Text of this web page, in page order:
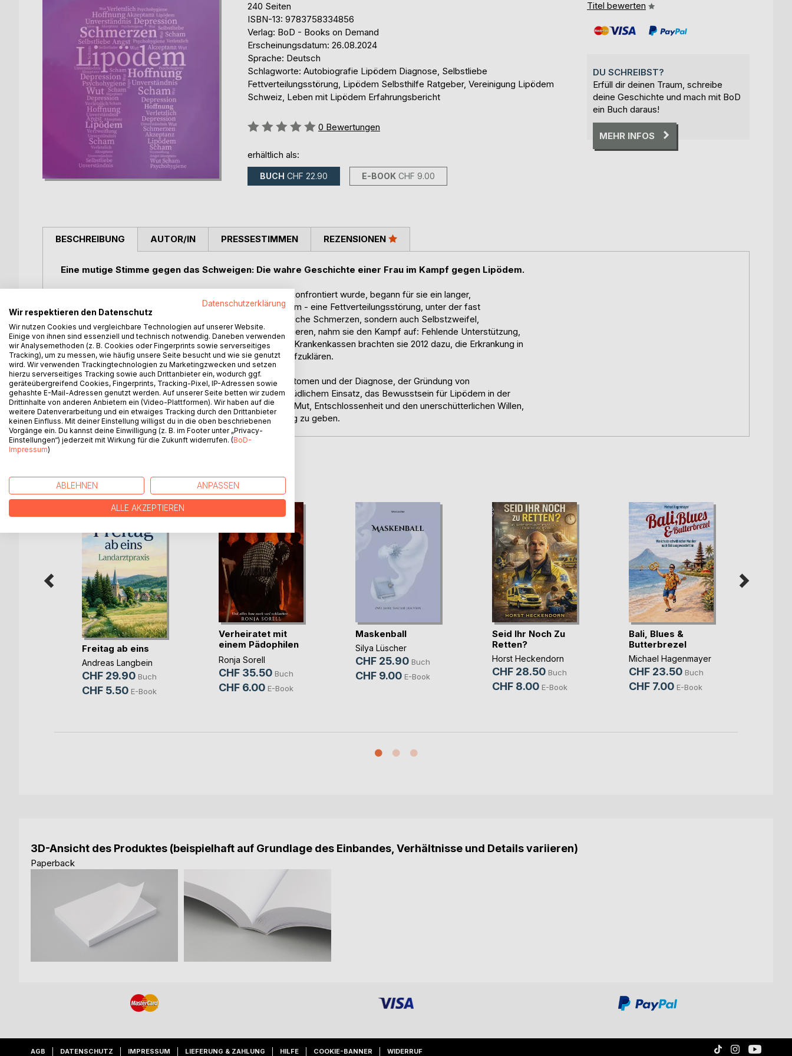
240 Seiten
ISBN-13: 9783758334856
Verlag: BoD - Books on Demand
Erscheinungsdatum: 26.08.2024
Sprache: Deutsch
Schlagworte: Autobiografie Lipödem Diagnose, Selbstliebe
Fettverteilungsstörung, Lipödem Selbsthilfe Ratgeber, Vereinigung Lipödem
Schweiz, Leben mit Lipödem Erfahrungsbericht
Bewertung::
0 Bewertungen
erhältlich als:
BUCH CHF 22.90 E-BOOK CHF 9.00
Titel bewerten
DU SCHREIBST?
Erfüll dir deinen Traum, schreibe
deine Geschichte und mach mit BoD
ein Buch daraus!
MEHR INFOS
BESCHREIBUNG
Eine mutige Stimme gegen das Schweigen: Die wahre Geschichte einer Frau im Kampf gegen Lipödem.
Als Heidi Schmid-Ackermann mit der Diagnose Lipödem konfrontiert wurde, begann für sie ein langer,
schmerzhafter Weg voller Unsicherheit und Angst. Lipödem - eine Fettverteilungsstörung, unter der fast
ausschließlich Frauen leiden - verursacht nicht nur körperliche Schmerzen, sondern auch Selbstzweifel,
Schuldgefühle und Machtlosigkeit. Doch anstatt zu resignieren, nahm sie den Kampf auf: Fehlende Unterstützung,
Unwissen und Unverständnis seitens der Ärzteschaft und Krankenkassen brachten sie 2012 dazu, die Erkrankung in
der Schweiz in die Öffentlichkeit zu tragen und darüber aufzuklären.
Diese mitreißende Autobiografie erzählt von ersten Symptomen und der Diagnose, der Gründung von
Selbsthilfegruppen und Heidi Schmid-Ackermanns unermüdlichem Einsatz, das Bewusstsein für Lipödem in der
Schweiz zu schärfen. Eine inspirierende Geschichte über Mut, Entschlossenheit und den unerschütterlichen Willen,
das Schweigen zu brechen - um anderen Frauen Hoffnung zu geben.
AUTOR/IN PRESSESTIMMEN REZENSIONEN
WEITERE TITEL BEIBoD
Freitag ab eins
Andreas Langbein
CHF 29.90 Buch
CHF 5.50 E-Book
Verheiratet mit
einem Pädophilen
u(...)
Ronja Sorell
CHF 35.50 Buch
CHF 6.00 E-Book
Maskenball
Silya Lüscher
CHF 25.90 Buch
CHF 9.00 E-Book
Seid Ihr Noch Zu
Retten?
Horst Heckendorn
CHF 28.50 Buch
CHF 8.00 E-Book
Bali, Blues &
Butterbrezel
Michael Hagenmayer
CHF 23.50 Buch
CHF 7.00 E-Book
3D-Ansicht des Produktes (beispielhaft auf Grundlage des Einbandes, Verhältnisse und Details variieren)
Paperback
AGB DATENSCHUTZ IMPRESSUM LIEFERUNG & ZAHLUNG HILFE COOKIE-BANNER WIDERRUF
Datenschutzerklärung
Wir respektieren den Datenschutz
Wir nutzen Cookies und vergleichbare Technologien auf unserer Website.
Einige von ihnen sind essenziell und technisch notwendig. Daneben verwenden
wir Analysemethoden (z. B. Cookies oder Fingerprints sowie serverseitiges
Tracking), um zu messen, wie häufig unsere Seite besucht und wie sie genutzt
wird. Wir verwenden Trackingtechnologien zu Marketingzwecken und setzen
hierzu serverseitiges Tracking sowie auch Drittanbieter ein, wodurch ggf.
geräteübergreifend Cookies, Fingerprints, Tracking-Pixel, IP-Adressen sowie
gehashte E-Mail-Adressen genutzt werden. Auf unserer Seite betten wir zudem
Drittinhalte von anderen Anbietern ein (Video-Plattformen). Wir haben auf die
weitere Datenverarbeitung und ein etwaiges Tracking durch den Drittanbieter
keinen Einfluss. Mit deiner Einstellung willigst du in die oben beschriebenen
Vorgänge ein. Du kannst deine Einwilligung (z. B. im Footer unter „Privacy-
Einstellungen“) jederzeit mit Wirkung für die Zukunft widerrufen. (BoD-
Impressum)
ABLEHNEN ANPASSEN
ALLE AKZEPTIEREN